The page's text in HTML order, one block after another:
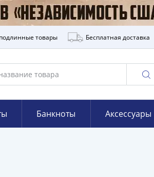
товары Бесплатная доставка
Банкноты Аксессуары